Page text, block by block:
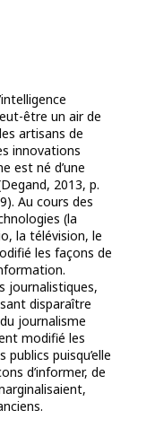
être un air de
artisans de
innovations
est né d’une
2013, p.
Au cours des
(la
la télévision, le
les façons de
journalistiques,
disparaître
journalisme
modifié les
puisqu’elle
d’informer, de